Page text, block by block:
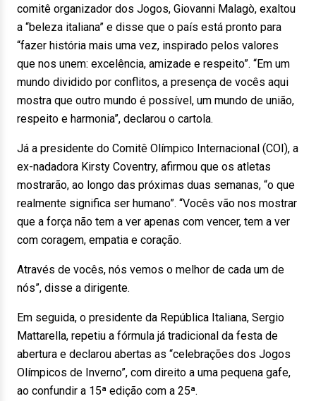
comitê organizador dos Jogos, Giovanni Malagò, exaltou
a “beleza italiana” e disse que o país está pronto para
“fazer história mais uma vez, inspirado pelos valores
que nos unem: excelência, amizade e respeito”. “Em um
mundo dividido por conflitos, a presença de vocês aqui
mostra que outro mundo é possível, um mundo de união,
respeito e harmonia”, declarou o cartola.
Já a presidente do Comitê Olímpico Internacional (COI), a
ex-nadadora Kirsty Coventry, afirmou que os atletas
mostrarão, ao longo das próximas duas semanas, “o que
realmente significa ser humano”. “Vocês vão nos mostrar
que a força não tem a ver apenas com vencer, tem a ver
com coragem, empatia e coração.
Através de vocês, nós vemos o melhor de cada um de
nós”, disse a dirigente.
Em seguida, o presidente da República Italiana, Sergio
Mattarella, repetiu a fórmula já tradicional da festa de
abertura e declarou abertas as “celebrações dos Jogos
Olímpicos de Inverno”, com direito a uma pequena gafe,
ao confundir a 15ª edição com a 25ª.